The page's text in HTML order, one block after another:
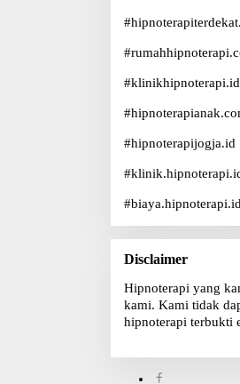
#
#
#klinikhipnoterapi.id
#
#hipnoterapijogja.id
#
#biaya.hipnoterapi.id
Disclaimer
Hipnoterapi yang
kami. Kami tidak
hipnoterapi terbukti